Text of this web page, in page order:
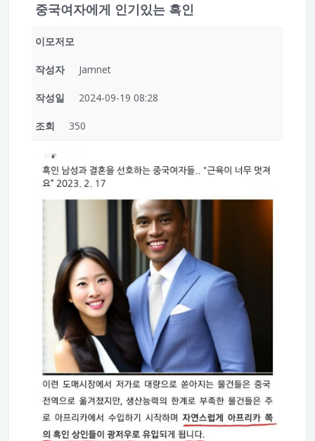
중국여자에게 인기있는 흑인
이모저모
작성자 Jamnet
작성일 2024-09-19 08:28
조회 350